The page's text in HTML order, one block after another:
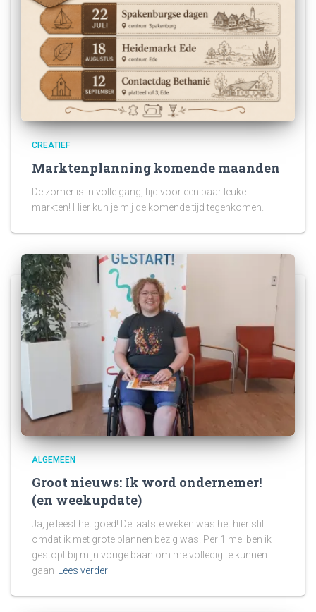
CREATIEF
Marktenplanning komende maanden
De zomer is in volle gang, tijd voor een paar leuke
markten! Hier kun je mij de komende tijd tegenkomen.
ALGEMEEN
Groot nieuws: Ik word ondernemer!
(en weekupdate)
Ja, je leest het goed! De laatste weken was het hier stil
omdat ik met grote plannen bezig was. Per 1 mei ben ik
gestopt bij mijn vorige baan om me volledig te kunnen
gaan Lees verder